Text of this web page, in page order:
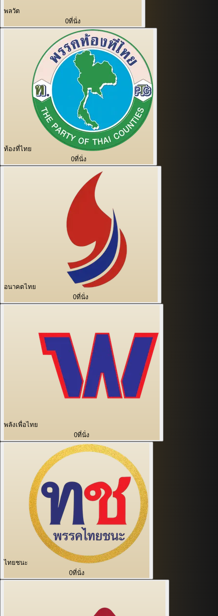
พลวัต
0ที่นั่ง
ท้องที่ไทย
0ที่นั่ง
อนาคตไทย
0ที่นั่ง
พลังเพื่อไทย
0ที่นั่ง
ไทยชนะ
0ที่นั่ง